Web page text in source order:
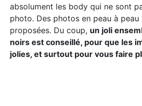
absolument les body qui ne sont
photo. Des photos en peau à peau
proposées. Du coup, un joli
noirs est conseillé, pour que les
jolies, et surtout pour vous faire